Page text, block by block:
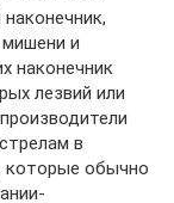
и
наконечник
лезвий или
в
которые обычно